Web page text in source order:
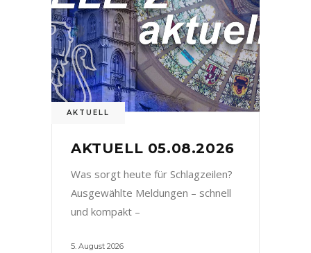
AKTUELL
AKTUELL 05.08.2026
Was sorgt heute für Schlagzeilen?
Ausgewählte Meldungen – schnell
und kompakt –
5. August 2026